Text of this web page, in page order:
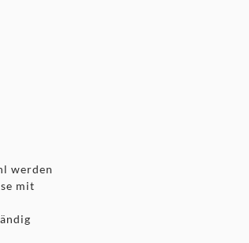
werden
mit